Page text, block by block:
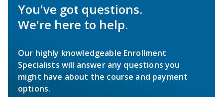
You've got questions.
We're here to help.
Our highly knowledgeable Enrollment
Specialists will answer any questions you
might have about the course and payment
options.